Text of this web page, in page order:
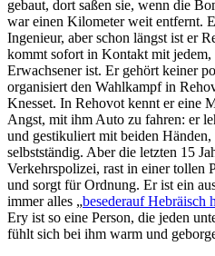
gebaut, dort saßen sie, wenn die
war einen Kilometer weit entfernt.
Ingenieur, aber schon längst ist er
kommt sofort in Kontakt mit
Erwachsener ist. Er gehört keiner
organisiert den Wahlkampf in
Knesset. In Rehovot kennt er eine
Angst, mit ihm Auto zu fahren: er
und gestikuliert mit beiden
selbstständig. Aber die letzten 15
Verkehrspolizei, rast in einer tollen
und sorgt für Ordnung. Er ist ein
immer alles
besederauf Hebräisch
Ery ist so eine Person, die jeden
fühlt sich bei ihm warm und